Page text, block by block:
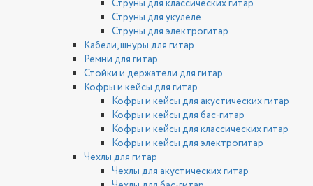
Струны для классических гитар
Струны для укулеле
Струны для электрогитар
Кабели, шнуры для гитар
Ремни для гитар
Стойки и держатели для гитар
Кофры и кейсы для гитар
Кофры и кейсы для акустических гитар
Кофры и кейсы для бас-гитар
Кофры и кейсы для классических гитар
Кофры и кейсы для электрогитар
Чехлы для гитар
Чехлы для акустических гитар